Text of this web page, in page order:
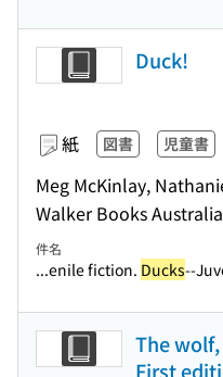
Duck!
紙 図書 児童書
Meg McKinlay,
Walker Books Australia
件名
...enile fiction. Ducks--
The
First